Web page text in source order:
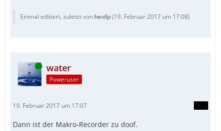
Einmal editiert, zuletzt von hevilp(19. Februar 2017 um 17:08)
Online water
Poweruser
19. Februar 2017 um 17:07
Dann ist der Makro-Recorder zu doof.